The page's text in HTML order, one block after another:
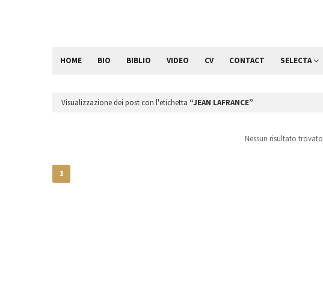
HOME BIO BIBLIO VIDEO CV CONTACT SELECTA
Visualizzazione dei post con l'etichetta JEAN LAFRANCE
Nessun risultato trovato
1